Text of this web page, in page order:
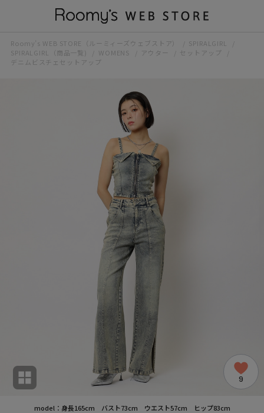
Roomy’s WEB STORE（ルーミィーズウェブストア）
SPIRALGIRL
SPIRALGIRL（商品一覧)
WOMENS アウター
セットアップ
デニムビスチェセットアップ
9
model：身長165cm バスト73cm ウエスト57cm ヒップ83cm